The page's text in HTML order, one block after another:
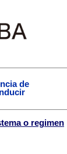
de
o regimen